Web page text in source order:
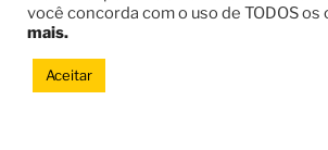
você concorda com o uso de TODOS os
mais.
Aceitar
comunidades do Brasil e do mundo.
DOE JÁ